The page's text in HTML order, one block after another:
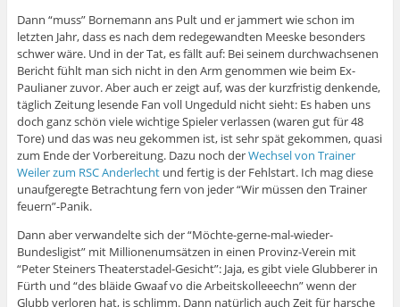
Dann “muss” Bornemann ans Pult und er jammert wie schon im
letzten Jahr, dass es nach dem redegewandten Meeske besonders
schwer wäre. Und in der Tat, es fällt auf: Bei seinem durchwachsenen
Bericht fühlt man sich nicht in den Arm genommen wie beim Ex-
Paulianer zuvor. Aber auch er zeigt auf, was der kurzfristig denkende,
täglich Zeitung lesende Fan voll Ungeduld nicht sieht: Es haben uns
doch ganz schön viele wichtige Spieler verlassen (waren gut für 48
Tore) und das was neu gekommen ist, ist sehr spät gekommen, quasi
zum Ende der Vorbereitung. Dazu noch derWechsel von Trainer
Weiler zum RSC Anderlechtund fertig is der Fehlstart. Ich mag diese
unaufgeregte Betrachtung fern von jeder “Wir müssen den Trainer
feuern”-Panik.
Dann aber verwandelte sich der “Möchte-gerne-mal-wieder-
Bundesligist” mit Millionenumsätzen in einen Provinz-Verein mit
“Peter Steiners Theaterstadel-Gesicht”: Jaja, es gibt viele Glubberer in
Fürth und “des bläide Gwaaf vo die Arbeitskolleeechn” wenn der
Glubb verloren hat, is schlimm. Dann natürlich auch Zeit für harsche